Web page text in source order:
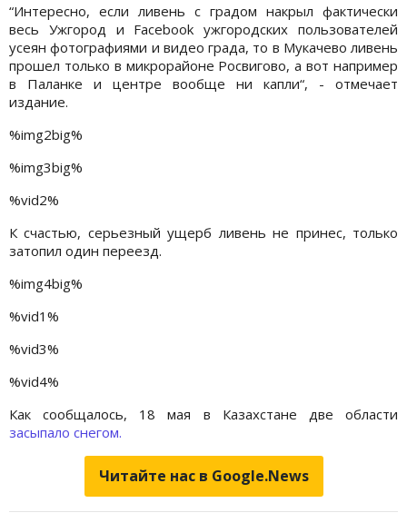
“Интересно, если ливень с градом накрыл фактически
весь Ужгород и Facebook ужгородских пользователей
усеян фотографиями и видео града, то в Мукачево ливень
прошел только в микрорайоне Росвигово, а вот например
в Паланке и центре вообще ни капли“, - отмечает
издание.
%img2big%
%img3big%
%vid2%
К счастью, серьезный ущерб ливень не принес, только
затопил один переезд.
%img4big%
%vid1%
%vid3%
%vid4%
Как сообщалось, 18 мая в Казахстане две области
засыпало снегом.
Читайте нас в Google.News